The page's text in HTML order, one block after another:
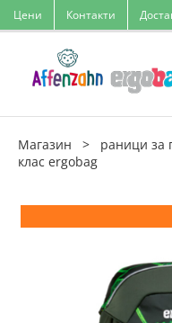
Skip
to
Цени Контакти
Магазин > раници за
клас ergobag